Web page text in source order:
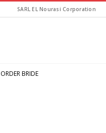
SARL EL Nourasi Corporation
BRIDE